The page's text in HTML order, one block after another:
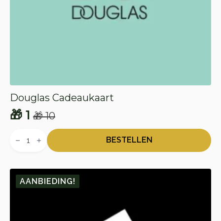
Douglas Cadeaukaart
🎁10
Oorspronkelijke
prijs
🎁 10.
🎁 1
Huidige
prijs
🎁 1.
Cadeaukaart
BESTELLEN
AANBIEDING!